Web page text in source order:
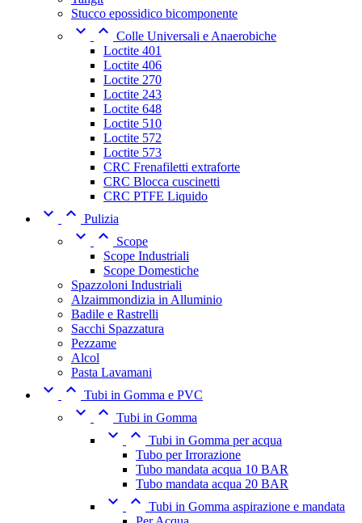
Stucco epossidico bicomponente
  Colle Universali e Anaerobiche
Loctite 401
Loctite 406
Loctite 270
Loctite 243
Loctite 648
Loctite 510
Loctite 572
Loctite 573
CRC Frenafiletti extraforte
CRC Blocca cuscinetti
CRC PTFE Liquido
  Pulizia
 
Scope
Scope Industriali
Scope Domestiche
Spazzoloni Industriali
Alzaimmondizia in Alluminio
Badile e Rastrelli
Sacchi Spazzatura
Pezzame
Alcol
Pasta Lavamani
  Tubi in Gomma e PVC
  Tubi in Gomma
  Tubi in Gomma per acqua
Tubo per Irrorazione
Tubo mandata acqua 10 BAR
Tubo mandata acqua 20 BAR
  Tubi in Gomma aspirazione e mandata